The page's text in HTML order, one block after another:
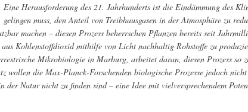
Eine Herausforderung des 21. Jahrhunderts ist die Eindämmung des
gelingen muss, den Anteil von Treibhausgasen in der Atmosphäre zu
machen – diesen Prozess beherrschen Pflanzen bereits seit
aus Kohlenstoffdioxid mithilfe von Licht nachhaltig Rohstoffe zu
Mikrobiologie in Marburg, arbeitet daran, diesen Prozess so
wollen die Max-Planck-Forschenden biologische Prozesse jedoch
der Natur nicht zu finden sind – eine Idee mit vielversprechendem